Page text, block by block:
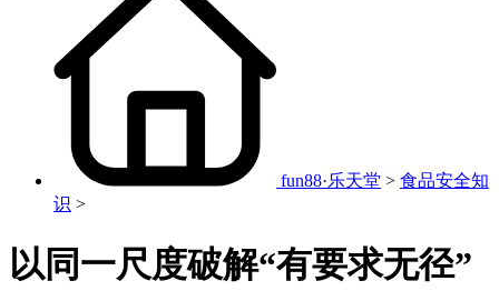
fun88·乐天堂 > 食品安全知
识 >
以同一尺度破解“有要求无径”